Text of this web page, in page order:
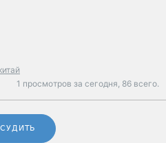
1 просмотров за сегодня, 86 всего.